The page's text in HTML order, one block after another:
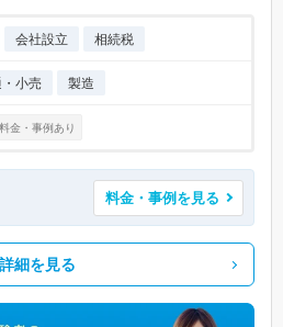
会社設立 相続税
小売 製造
料金・事例あり
料金・事例を見る
詳細を見る